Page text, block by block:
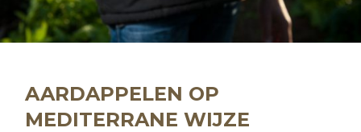
AARDAPPELEN OP
MEDITERRANE WIJZE